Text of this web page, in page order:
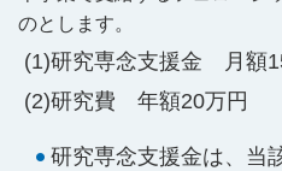
のとします。
研究専念支援金 月額
研究費 年額20万円
研究専念支援金は、当